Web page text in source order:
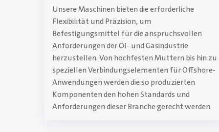
Unsere Maschinen bieten die erforderliche
Flexibilität und Präzision, um
Befestigungsmittel für die anspruchsvollen
Anforderungen der Öl- und Gasindustrie
herzustellen. Von hochfesten Muttern bis hin zu
speziellen Verbindungselementen für Offshore-
Anwendungen werden die so produzierten
Komponenten den hohen Standards und
Anforderungen dieser Branche gerecht werden.